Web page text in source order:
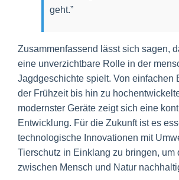
geht.”
Zusammenfassend lässt sich sagen,
eine unverzichtbare Rolle in der
Jagdgeschichte spielt. Von einfachen
der Frühzeit bis hin zu
modernster Geräte zeigt sich eine
Entwicklung. Für die Zukunft ist es
technologische Innovationen mit
Tierschutz in Einklang zu bringen, um
zwischen Mensch und Natur